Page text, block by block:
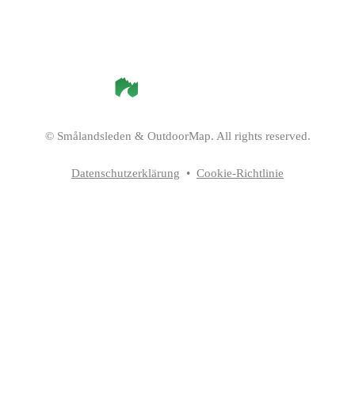
© Smålandsleden & OutdoorMap. All rights reserved.
Datenschutzerklärung • Cookie-Richtlinie